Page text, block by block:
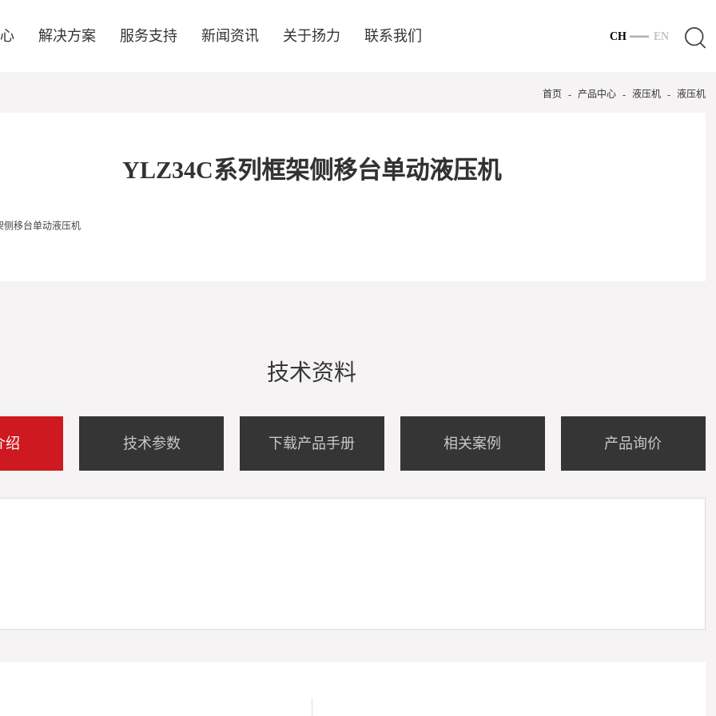
解决方案 服务支持 新闻资讯 关于扬力 联系我们 CH EN
首页 - 产品中心 - 液压机 - 液压机
YLZ34C系列框架侧移台单动液压机
技术资料
绍 技术参数 下载产品手册 相关案例 产品询价